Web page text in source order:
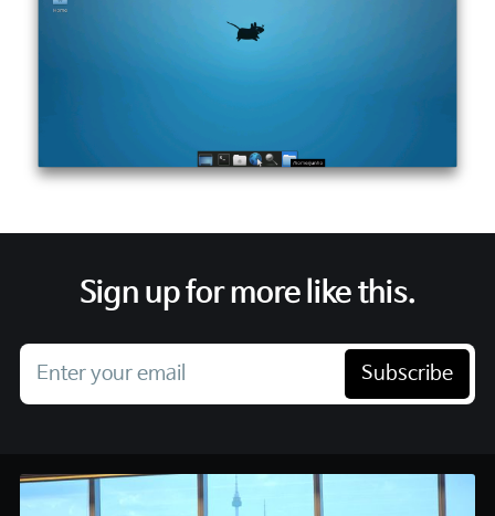
Sign up for more like this.
Enter your email Subscribe